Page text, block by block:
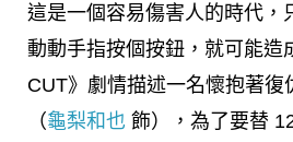
這是一個容易傷害人的時代，
動動手指按個按鈕，就可能造
CUT》劇情描述一名懷抱著復
（龜梨和也 飾），為了要替